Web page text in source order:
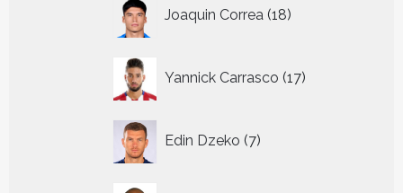
Joaquin Correa 18
producten
Yannick Carrasco 17
producten
Edin Dzeko 7
producten